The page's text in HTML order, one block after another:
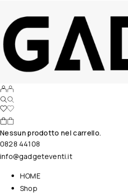
Nessun prodotto nel carrello.
0828 44108
info@gadgeteventi.it
HOME
Shop